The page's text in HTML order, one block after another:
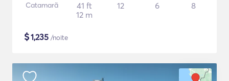
Catamarã
41 ft
12 m
12 6 8
$1,235 /noite